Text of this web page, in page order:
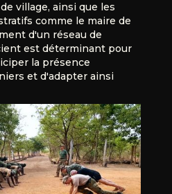
village, ainsi que les
comme le maire de
d'un réseau de
est déterminant pour
la présence
et d'adapter ainsi